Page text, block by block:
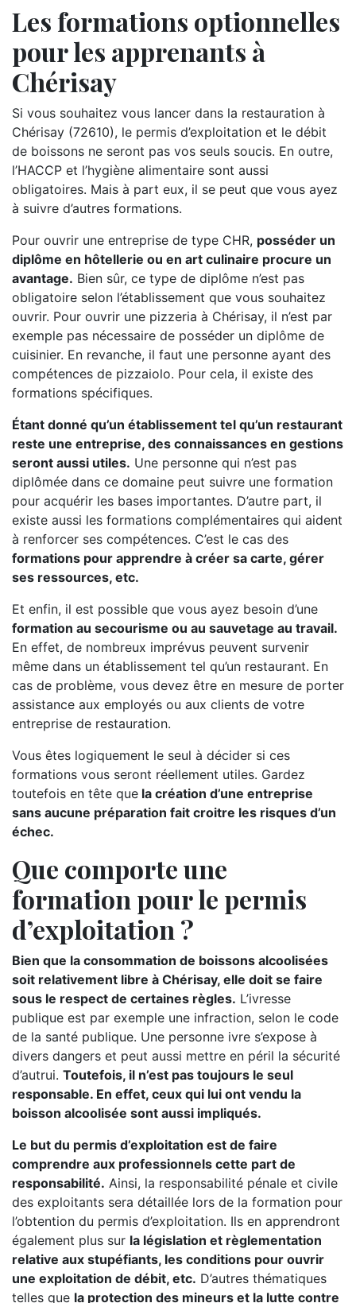
Les formations optionnelles
pour les apprenants à
Chérisay
Si vous souhaitez vous lancer dans la restauration à
Chérisay (72610), le permis d’exploitation et le débit
de boissons ne seront pas vos seuls soucis. En outre,
l’HACCP et l’hygiène alimentaire sont aussi
obligatoires. Mais à part eux, il se peut que vous ayez
à suivre d’autres formations.
Pour ouvrir une entreprise de type CHR, posséder un
diplôme en hôtellerie ou en art culinaire procure un
avantage. Bien sûr, ce type de diplôme n’est pas
obligatoire selon l’établissement que vous souhaitez
ouvrir. Pour ouvrir une pizzeria à Chérisay, il n’est par
exemple pas nécessaire de posséder un diplôme de
cuisinier. En revanche, il faut une personne ayant des
compétences de pizzaiolo. Pour cela, il existe des
formations spécifiques.
Étant donné qu’un établissement tel qu’un restaurant
reste une entreprise, des connaissances en gestions
seront aussi utiles. Une personne qui n’est pas
diplômée dans ce domaine peut suivre une formation
pour acquérir les bases importantes. D’autre part, il
existe aussi les formations complémentaires qui aident
à renforcer ses compétences. C’est le cas des
formations pour apprendre à créer sa carte, gérer
ses ressources, etc.
Et enfin, il est possible que vous ayez besoin d’une
formation au secourisme ou au sauvetage au travail.
En effet, de nombreux imprévus peuvent survenir
même dans un établissement tel qu’un restaurant. En
cas de problème, vous devez être en mesure de porter
assistance aux employés ou aux clients de votre
entreprise de restauration.
Vous êtes logiquement le seul à décider si ces
formations vous seront réellement utiles. Gardez
toutefois en tête que la création d’une entreprise
sans aucune préparation fait croitre les risques d’un
échec.
Que comporte une
formation pour le permis
d’exploitation ?
Bien que la consommation de boissons alcoolisées
soit relativement libre à Chérisay, elle doit se faire
sous le respect de certaines règles. L’ivresse
publique est par exemple une infraction, selon le code
de la santé publique. Une personne ivre s’expose à
divers dangers et peut aussi mettre en péril la sécurité
d’autrui. Toutefois, il n’est pas toujours le seul
responsable. En effet, ceux qui lui ont vendu la
boisson alcoolisée sont aussi impliqués.
Le but du permis d’exploitation est de faire
comprendre aux professionnels cette part de
responsabilité. Ainsi, la responsabilité pénale et civile
des exploitants sera détaillée lors de la formation pour
l’obtention du permis d’exploitation. Ils en apprendront
également plus sur la législation et règlementation
relative aux stupéfiants, les conditions pour ouvrir
une exploitation de débit, etc. D’autres thématiques
telles que la protection des mineurs et la lutte contre